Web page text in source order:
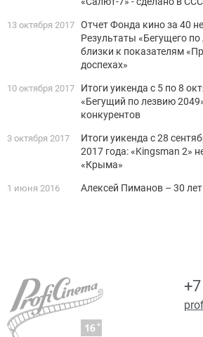
13 октября 2017 Отчет Фонда кино за 40
Результаты «Бегущего
близки к показателям
доспехах»
10 октября 2017
Итоги уикенда с 5 по 8
«Бегущий по лезвию
конкурентов
3 октября 2017
Итоги уикенда с 28
2017 года: «Kingsman 2»
«Крыма»
1 июня 2016 Алексей Пиманов – 30